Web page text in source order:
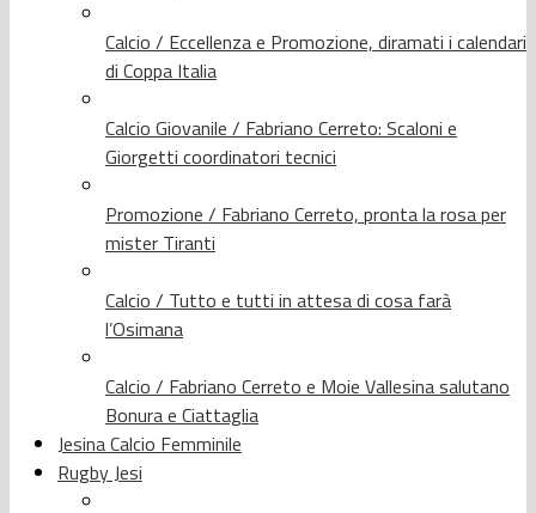
Calcio / Eccellenza e Promozione, diramati i calendari
di Coppa Italia
Calcio Giovanile / Fabriano Cerreto: Scaloni e
Giorgetti coordinatori tecnici
Promozione / Fabriano Cerreto, pronta la rosa per
mister Tiranti
Calcio / Tutto e tutti in attesa di cosa farà
l’Osimana
Calcio / Fabriano Cerreto e Moie Vallesina salutano
Bonura e Ciattaglia
Jesina Calcio Femminile
Rugby Jesi